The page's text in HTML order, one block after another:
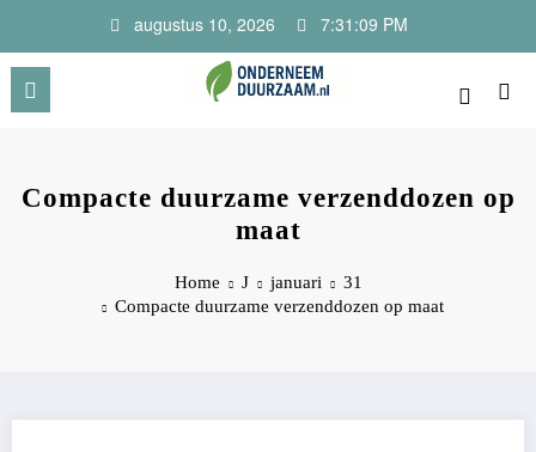
de
inhoud
augustus 10, 2026 7:31:09 PM
Compacte duurzame verzenddozen op
maat
Home J januari
31
Compacte duurzame verzenddozen op maat